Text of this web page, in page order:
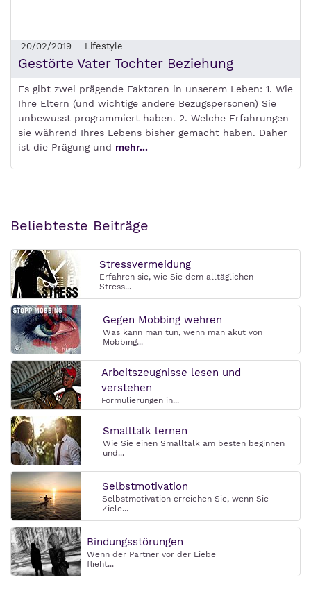
20/02/2019 Lifestyle
Gestörte Vater Tochter Beziehung
Es gibt zwei prägende Faktoren in unserem Leben: 1. Wie
Ihre Eltern (und wichtige andere Bezugspersonen) Sie
unbewusst programmiert haben. 2. Welche Erfahrungen
sie während Ihres Lebens bisher gemacht haben. Daher
ist die Prägung und mehr...
Beliebteste Beiträge
Stressvermeidung
Erfahren sie, wie Sie dem alltäglichen
Stress...
Gegen Mobbing wehren
Was kann man tun, wenn man akut von
Mobbing...
Arbeitszeugnisse lesen und
verstehen
Formulierungen in...
Smalltalk lernen
Wie Sie einen Smalltalk am besten beginnen
und...
Selbstmotivation
Selbstmotivation erreichen Sie, wenn Sie
Ziele...
Bindungsstörungen
Wenn der Partner vor der Liebe
flieht...